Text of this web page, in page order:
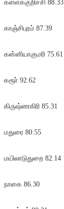
கள்ளக்குறிச்சி 88.33
காஞ்சிபுரம் 87.39
கன்னியாகுமரி 75.61
கரூா் 92.62
கிருஷ்ணகிரி 85.31
மதுரை 80.55
மயிலாடுதுறை 82.14
நாகை 86.30